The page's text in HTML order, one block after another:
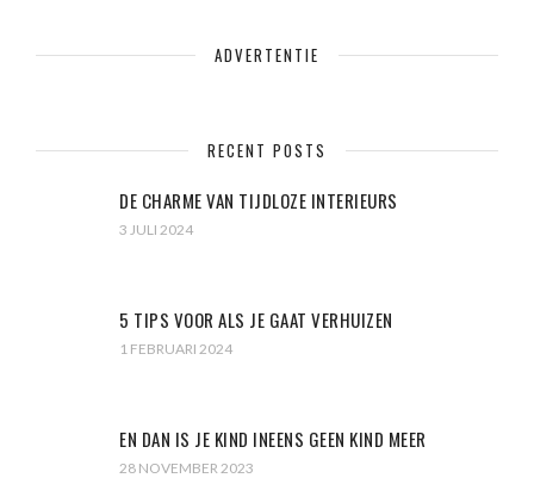
ADVERTENTIE
RECENT POSTS
DE CHARME VAN TIJDLOZE INTERIEURS
3 JULI 2024
5 TIPS VOOR ALS JE GAAT VERHUIZEN
1 FEBRUARI 2024
EN DAN IS JE KIND INEENS GEEN KIND MEER
28 NOVEMBER 2023